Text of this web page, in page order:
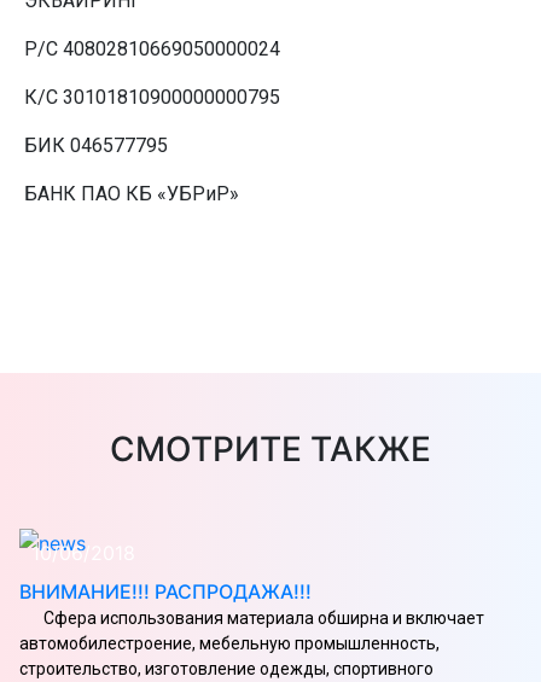
Р/С 40802810669050000024
К/С 30101810900000000795
БИК 046577795
БАНК ПАО КБ «УБРиР»
СМОТРИТЕ ТАКЖЕ
10/06/2018
ВНИМАНИЕ!!! РАСПРОДАЖА!!!
Сфера использования материала обширна и включает
автомобилестроение, мебельную промышленность,
строительство, изготовление одежды, спортивного